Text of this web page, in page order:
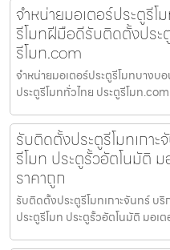
จำหน่ายมอเตอร์ประตูรี
รีโมทฝีมือดีรับติดตั้งประ
รีโมท.com
จำหน่ายมอเตอร์ประตูรีโมทบาง
ประตูรีโมททั่วไทย ประตูรีโมท
รับติดตั้งประตูรีโมทเกา
รีโมท ประตูรั้วอัตโนมัติ
ราคาถูก
รับติดตั้งประตูรีโมทเกาะจันทร์ บ
ประตูรีโมท ประตูรั้วอัตโนมัติ มอเ